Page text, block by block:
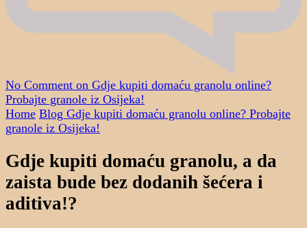
No Comment on Gdje kupiti domaću granolu online?
Probajte granole iz Osijeka!
Home Blog Gdje kupiti domaću granolu online? Probajte
granole iz Osijeka!
Gdje kupiti domaću granolu, a da
zaista bude bez dodanih šećera i
aditiva!?